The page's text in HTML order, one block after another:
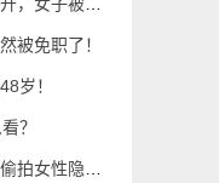
被免职了！
岁！
？